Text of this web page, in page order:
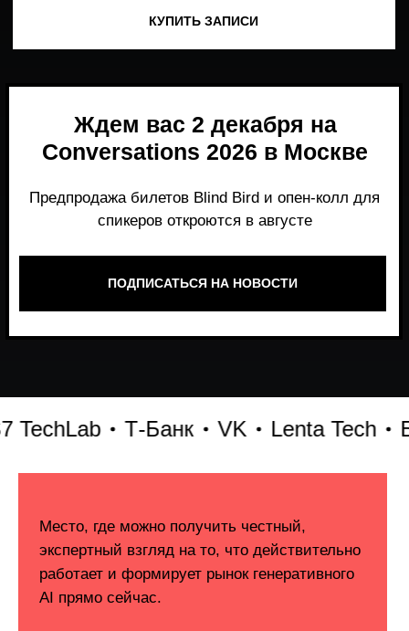
ПОДПИСАТЬСЯ НА НОВОСТИ
Т-Банк VK Lenta Tech
Место, где можно получить честный,
работает и формирует рынок генеративного